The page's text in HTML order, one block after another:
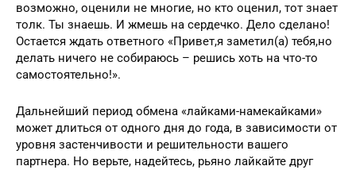
возможно, оценили не многие, но кто оценил, тот знает
толк. Ты знаешь. И жмешь на сердечко. Дело сделано!
Остается ждать ответного «Привет,я заметил(а) тебя,но
делать ничего не собираюсь – решись хоть на что-то
самостоятельно!».
Дальнейший период обмена «лайками-намекайками»
может длиться от одного дня до года, в зависимости от
уровня застенчивости и решительности вашего
партнера. Но верьте, надейтесь, рьяно лайкайте друг